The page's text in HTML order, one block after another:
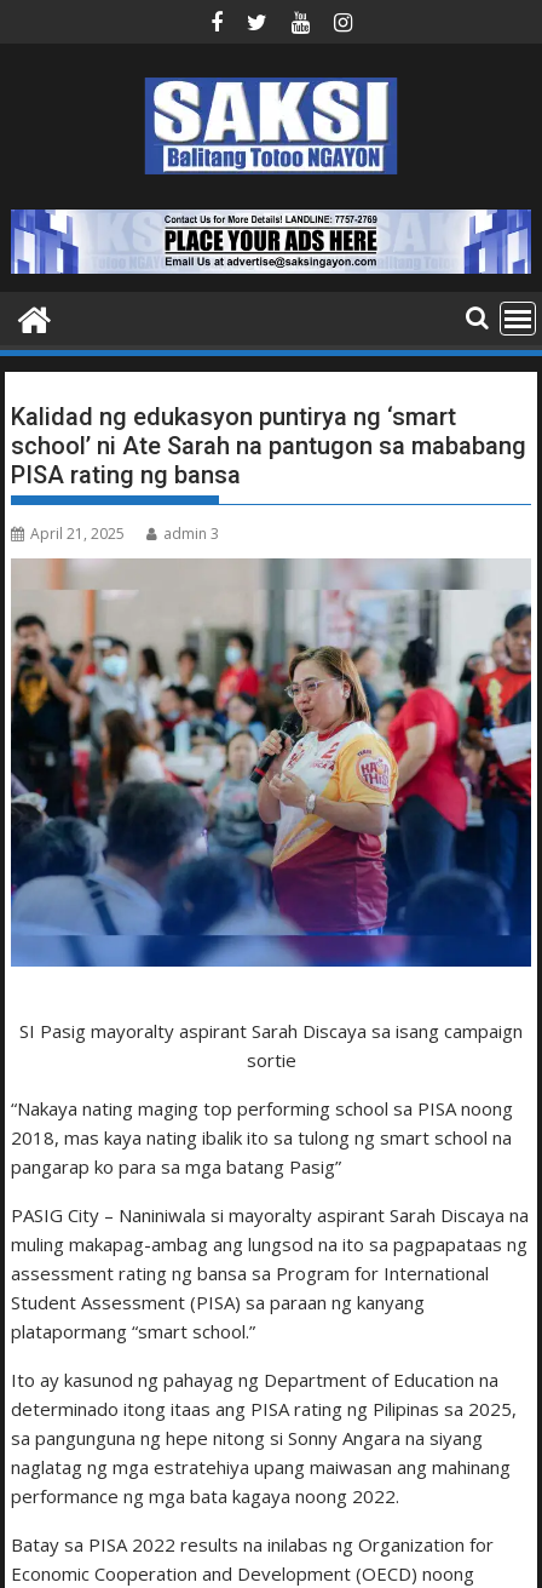
Kalidad ng edukasyon puntirya ng ‘smart
school’ ni Ate Sarah na pantugon sa mababang
PISA rating ng bansa
April 21, 2025 admin 3
SI Pasig mayoralty aspirant Sarah Discaya sa isang campaign
sortie
“Nakaya nating maging top performing school sa PISA noong
2018, mas kaya nating ibalik ito sa tulong ng smart school na
pangarap ko para sa mga batang Pasig”
PASIG City – Naniniwala si mayoralty aspirant Sarah Discaya na
muling makapag-ambag ang lungsod na ito sa pagpapataas ng
assessment rating ng bansa sa Program for International
Student Assessment (PISA) sa paraan ng kanyang
platapormang “smart school.”
Ito ay kasunod ng pahayag ng Department of Education na
determinado itong itaas ang PISA rating ng Pilipinas sa 2025,
sa pangunguna ng hepe nitong si Sonny Angara na siyang
naglatag ng mga estratehiya upang maiwasan ang mahinang
performance ng mga bata kagaya noong 2022.
Batay sa PISA 2022 results na inilabas ng Organization for
Economic Cooperation and Development (OECD) noong